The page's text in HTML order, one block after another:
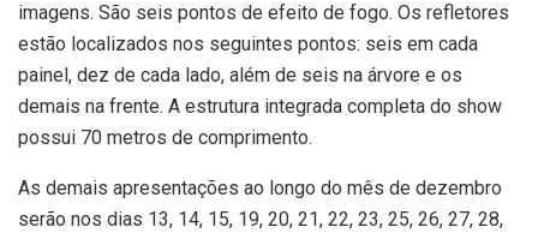
imagens. São seis pontos de efeito de fogo. Os refletores
estão localizados nos seguintes pontos: seis em cada
painel, dez de cada lado, além de seis na árvore e os
demais na frente. A estrutura integrada completa do show
possui 70 metros de comprimento.
As demais apresentações ao longo do mês de dezembro
serão nos dias 13, 14, 15, 19, 20, 21, 22, 23, 25, 26, 27, 28,